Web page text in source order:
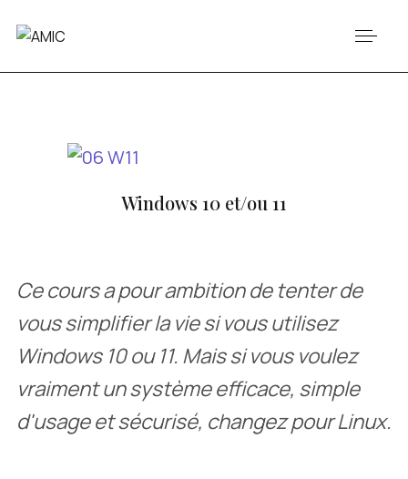
Windows 10 et/ou 11
Ce cours a pour ambition de tenter de
vous simplifier la vie si vous utilisez
Windows 10 ou 11. Mais si vous voulez
vraiment un système efficace, simple
d'usage et sécurisé, changez pour Linux.